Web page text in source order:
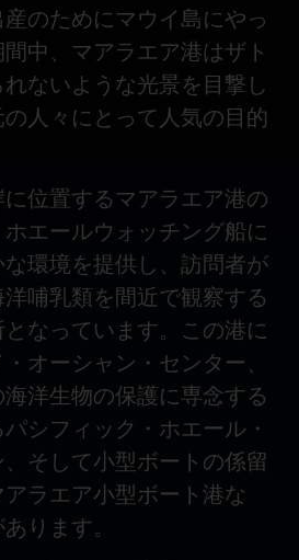
のためにマウイ島にやっ
中、マアラエア港はザト
ないような光景を目撃し
人々にとって人気の目的
位置するマアラエア港の
エールウォッチング船に
環境を提供し、訪問者が
哺乳類を間近で観察する
なっています。この港に
オーシャン・センター、
洋生物の保護に専念する
シフィック・ホエール・
そして小型ボートの係留
ラエア小型ボート港な
ります。